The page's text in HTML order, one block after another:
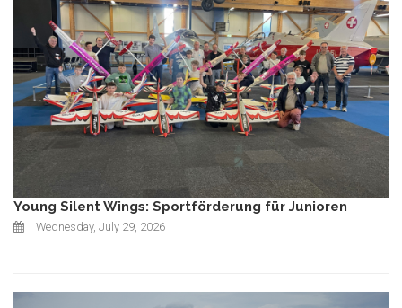
Young Silent Wings: Sportförderung für Junioren
Wednesday, July 29, 2026